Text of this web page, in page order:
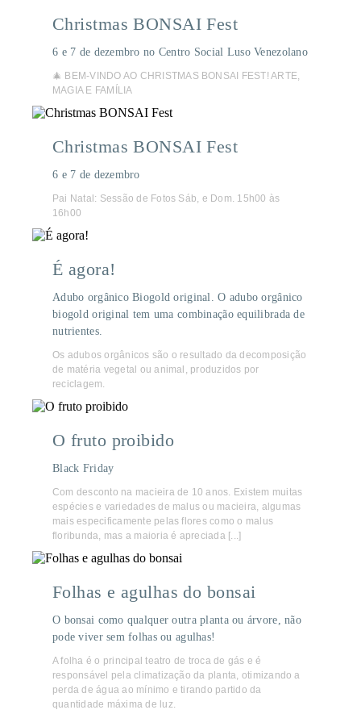
Christmas BONSAI Fest
6 e 7 de dezembro no Centro Social Luso Venezolano
🎄 BEM-VINDO AO CHRISTMAS BONSAI FEST! ARTE,
MAGIA E FAMÍLIA
Christmas BONSAI Fest
6 e 7 de dezembro
Pai Natal: Sessão de Fotos Sáb, e Dom. 15h00 às
16h00
É agora!
Adubo orgânico Biogold original. O adubo orgânico
biogold original tem uma combinação equilibrada de
nutrientes.
Os adubos orgânicos são o resultado da decomposição
de matéria vegetal ou animal, produzidos por
reciclagem.
O fruto proibido
Black Friday
Com desconto na macieira de 10 anos. Existem muitas
espécies e variedades de malus ou macieira, algumas
mais especificamente pelas flores como o malus
floribunda, mas a maioria é apreciada [...]
Folhas e agulhas do bonsai
O bonsai como qualquer outra planta ou árvore, não
pode viver sem folhas ou agulhas!
A folha é o principal teatro de troca de gás e é
responsável pela climatização da planta, otimizando a
perda de água ao mínimo e tirando partido da
quantidade máxima de luz.